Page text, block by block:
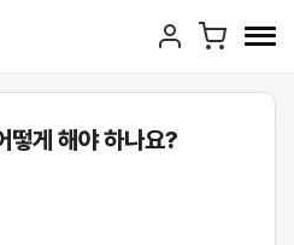
떻게 해야 하나요?